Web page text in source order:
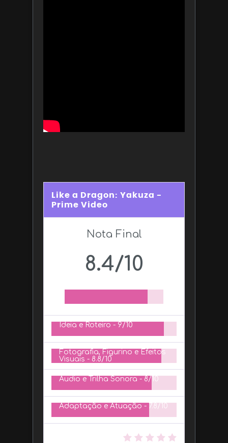
Like a Dragon: Yakuza -
Prime Video
Nota Final
8.4/10
Ideia e Roteiro - 9/10
Fotografia, Figurino e Efeitos
Visuais - 8.8/10
Áudio e Trilha Sonora - 8/10
Adaptação e Atuação - 7.8/10